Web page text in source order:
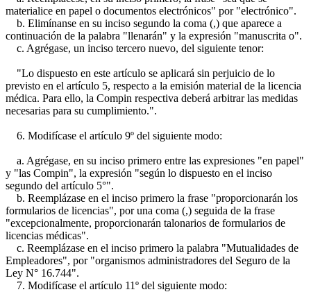
materialice en papel o documentos electrónicos" por "electrónico".
b. Elimínanse en su inciso segundo la coma (,) que aparece a
continuación de la palabra "llenarán" y la expresión "manuscrita o".
c. Agrégase, un inciso tercero nuevo, del siguiente tenor:
"Lo dispuesto en este artículo se aplicará sin perjuicio de lo
previsto en el artículo 5, respecto a la emisión material de la licencia
médica. Para ello, la Compin respectiva deberá arbitrar las medidas
necesarias para su cumplimiento.".
6. Modifícase el artículo 9º del siguiente modo:
a. Agrégase, en su inciso primero entre las expresiones "en papel"
y "las Compin", la expresión "según lo dispuesto en el inciso
segundo del artículo 5°".
b. Reemplázase en el inciso primero la frase "proporcionarán los
formularios de licencias", por una coma (,) seguida de la frase
"excepcionalmente, proporcionarán talonarios de formularios de
licencias médicas".
c. Reemplázase en el inciso primero la palabra "Mutualidades de
Empleadores", por "organismos administradores del Seguro de la
Ley N° 16.744".
7. Modifícase el artículo 11º del siguiente modo: